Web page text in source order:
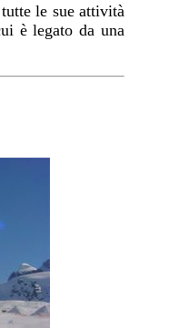
le sue attività
è legato da una